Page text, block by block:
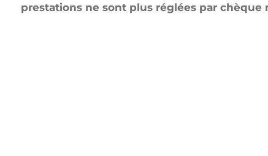
prestations ne sont plus réglées par